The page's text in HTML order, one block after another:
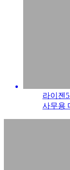
라이젠
사무용